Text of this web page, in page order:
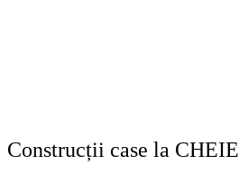
Construcții case la CHEIE